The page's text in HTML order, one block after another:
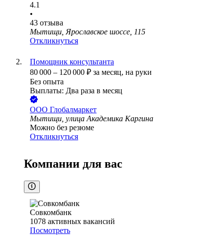
4.1
•
43 отзыва
Мытищи, Ярославское шоссе, 115
Откликнуться
Помощник консультанта
80 000 – 120 000 ₽ за месяц, на руки
Без опыта
Выплаты: Два раза в месяц
ООО Глобалмаркет
Мытищи, улица Академика Каргина
Можно без резюме
Откликнуться
Компании для вас
Совкомбанк
1078 активных вакансий
Посмотреть